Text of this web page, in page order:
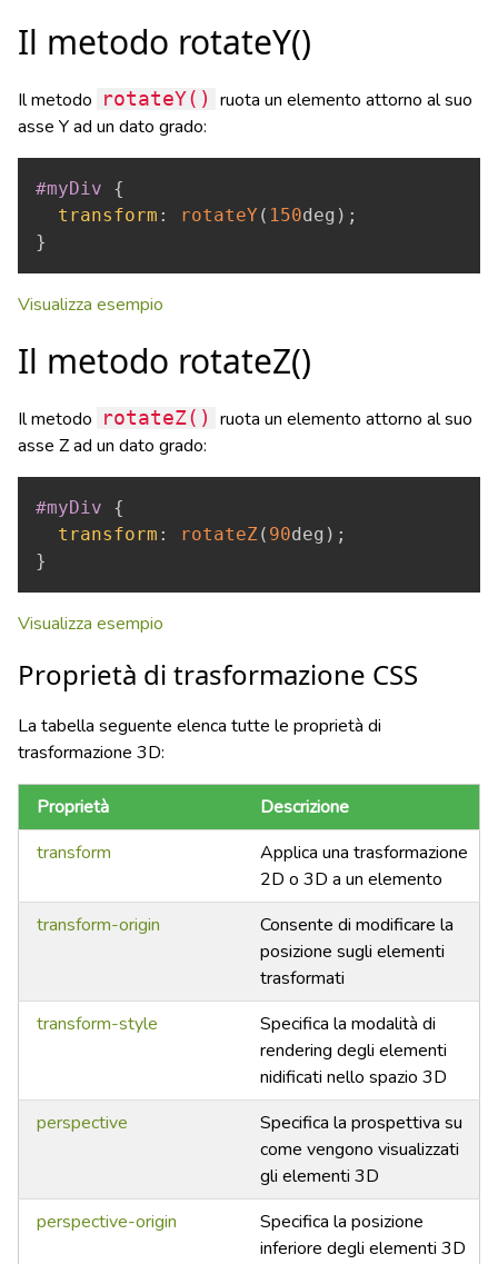
Il metodo rotateY()
Il metodo rotateY() ruota un elemento attorno al suo
asse Y ad un dato grado:
#myDiv
{
transform : rotateY ( 150deg ) ;
}
Visualizza esempio
Il metodo rotateZ()
Il metodo rotateZ() ruota un elemento attorno al suo
asse Z ad un dato grado:
#myDiv
{
transform : rotateZ( 90deg ) ;
}
Visualizza esempio
Proprietà di trasformazione CSS
La tabella seguente elenca tutte le proprietà di
trasformazione 3D:
Proprietà
Descrizione
transform
Applica una trasformazione
2D o 3D a un elemento
transform-origin
Consente di modificare la
posizione sugli elementi
trasformati
transform-style
Specifica la modalità di
rendering degli elementi
nidificati nello spazio 3D
perspective
Specifica la prospettiva su
come vengono visualizzati
gli elementi 3D
perspective-origin
Specifica la posizione
inferiore degli elementi 3D